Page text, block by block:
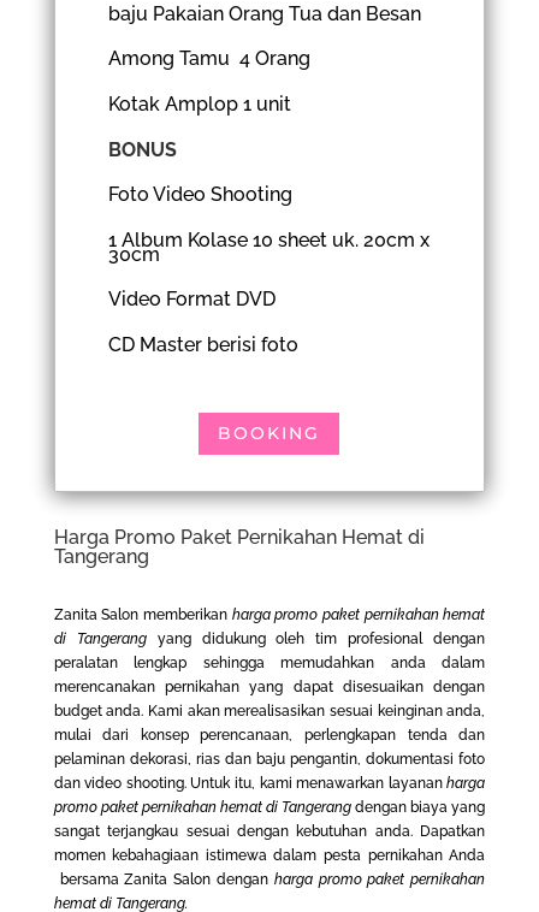
baju Pakaian Orang Tua dan Besan
Among Tamu 4 Orang
Kotak Amplop 1 unit
BONUS
Foto Video Shooting
1 Album Kolase 10 sheet uk. 20cm x
30cm
Video Format DVD
CD Master berisi foto
BOOKING
Harga Promo Paket Pernikahan Hemat di
Tangerang
Zanita Salon memberikan harga promo paket pernikahan hemat
di Tangerang yang didukung oleh tim profesional dengan
peralatan lengkap sehingga memudahkan anda dalam
merencanakan pernikahan yang dapat disesuaikan dengan
budget anda. Kami akan merealisasikan sesuai keinginan anda,
mulai dari konsep perencanaan, perlengkapan tenda dan
pelaminan dekorasi, rias dan baju pengantin, dokumentasi foto
dan video shooting. Untuk itu, kami menawarkan layananharga
promo paket pernikahan hemat di Tangerang dengan biaya yang
sangat terjangkau sesuai dengan kebutuhan anda. Dapatkan
momen kebahagiaan istimewa dalam pesta pernikahan Anda
bersama Zanita Salon dengan harga promo paket pernikahan
hemat di Tangerang.